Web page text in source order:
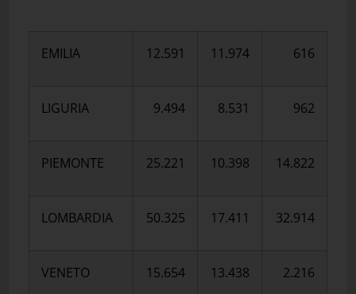
EMILIA 12.591 11.974 616
LIGURIA 9.494 8.531 962
PIEMONTE 25.221 10.398 14.822
LOMBARDIA 50.325 17.411 32.914
VENETO 15.654 13.438 2.216